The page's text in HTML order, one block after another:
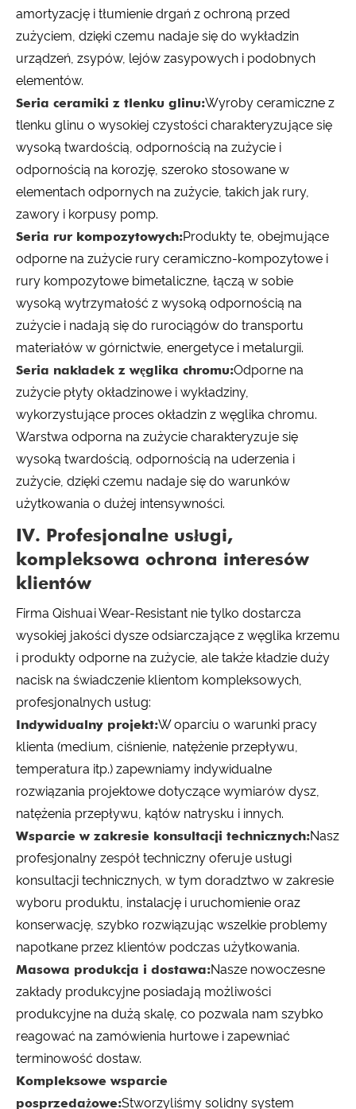
amortyzację i tłumienie drgań z ochroną przed
zużyciem, dzięki czemu nadaje się do wykładzin
urządzeń, zsypów, lejów zasypowych i podobnych
elementów.
Seria ceramiki z tlenku glinu:Wyroby ceramiczne z
tlenku glinu o wysokiej czystości charakteryzujące się
wysoką twardością, odpornością na zużycie i
odpornością na korozję, szeroko stosowane w
elementach odpornych na zużycie, takich jak rury,
zawory i korpusy pomp.
Seria rur kompozytowych:Produkty te, obejmujące
odporne na zużycie rury ceramiczno-kompozytowe i
rury kompozytowe bimetaliczne, łączą w sobie
wysoką wytrzymałość z wysoką odpornością na
zużycie i nadają się do rurociągów do transportu
materiałów w górnictwie, energetyce i metalurgii.
Seria nakładek z węglika chromu:Odporne na
zużycie płyty okładzinowe i wykładziny,
wykorzystujące proces okładzin z węglika chromu.
Warstwa odporna na zużycie charakteryzuje się
wysoką twardością, odpornością na uderzenia i
zużycie, dzięki czemu nadaje się do warunków
użytkowania o dużej intensywności.
IV. Profesjonalne usługi,
kompleksowa ochrona interesów
klientów
Firma Qishuai Wear-Resistant nie tylko dostarcza
wysokiej jakości dysze odsiarczające z węglika krzemu
i produkty odporne na zużycie, ale także kładzie duży
nacisk na świadczenie klientom kompleksowych,
profesjonalnych usług:
Indywidualny projekt:W oparciu o warunki pracy
klienta (medium, ciśnienie, natężenie przepływu,
temperatura itp.) zapewniamy indywidualne
rozwiązania projektowe dotyczące wymiarów dysz,
natężenia przepływu, kątów natrysku i innych.
Wsparcie w zakresie konsultacji technicznych:Nasz
profesjonalny zespół techniczny oferuje usługi
konsultacji technicznych, w tym doradztwo w zakresie
wyboru produktu, instalację i uruchomienie oraz
konserwację, szybko rozwiązując wszelkie problemy
napotkane przez klientów podczas użytkowania.
Masowa produkcja i dostawa:Nasze nowoczesne
zakłady produkcyjne posiadają możliwości
produkcyjne na dużą skalę, co pozwala nam szybko
reagować na zamówienia hurtowe i zapewniać
terminowość dostaw.
Kompleksowe wsparcie
posprzedażowe:Stworzyliśmy solidny system